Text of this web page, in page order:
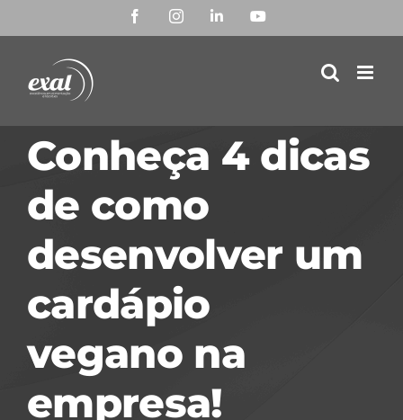
para
conteúdo
FacebookInstagramLinkedIn
Conheça 4 dicas
de como
desenvolver um
cardápio
vegano na
empresa!